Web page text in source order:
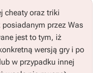
cheaty oraz triki
przez Was
jest to tym, iż
wersją gry i po
w przypadku innej